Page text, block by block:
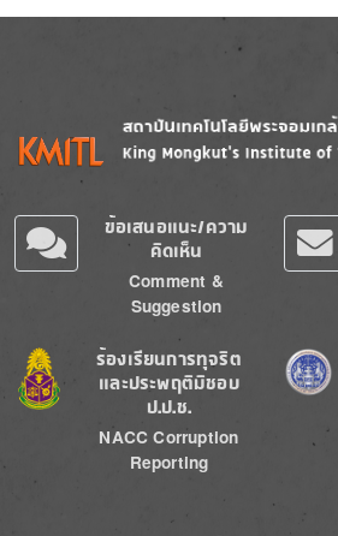
Image
ข้อเสนอแนะ/ความ
คิดเห็น
Comment &
Suggestion
Image
ร้องเรียนการทุจริต
และประพฤติมิชอบ
ป.ป.ช.
NACC Corruption
Reporting
Image